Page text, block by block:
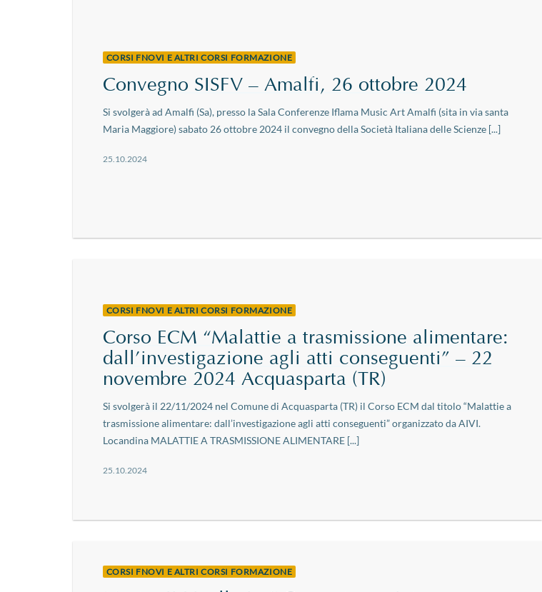
CORSI FNOVI E ALTRI CORSI FORMAZIONE
Convegno SISFV – Amalfi, 26 ottobre 2024
Si svolgerà ad Amalfi (Sa), presso la Sala Conferenze Iflama Music Art Amalfi (sita in via santa
Maria Maggiore) sabato 26 ottobre 2024 il convegno della Società Italiana delle Scienze [...]
25.10.2024
CORSI FNOVI E ALTRI CORSI FORMAZIONE
Corso ECM “Malattie a trasmissione alimentare:
dall’investigazione agli atti conseguenti” – 22
novembre 2024 Acquasparta (TR)
Si svolgerà il 22/11/2024 nel Comune di Acquasparta (TR) il Corso ECM dal titolo “Malattie a
trasmissione alimentare: dall’investigazione agli atti conseguenti” organizzato da AIVI.
Locandina MALATTIE A TRASMISSIONE ALIMENTARE [...]
25.10.2024
CORSI FNOVI E ALTRI CORSI FORMAZIONE